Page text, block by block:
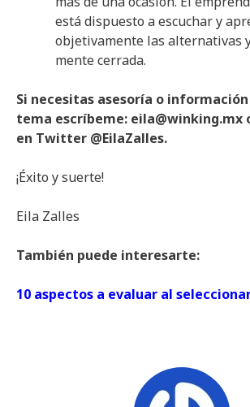
está dispuesto a escuchar y
objetivamente las alternativas
mente cerrada.
Si necesitas asesoría o
tema escríbeme: eila@winking.mx
en Twitter @EilaZalles.
¡Éxito y suerte!
Eila Zalles
También puede interesarte:
10 aspectos a evaluar al